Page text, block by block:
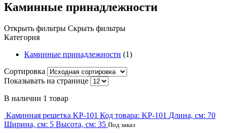
Каминные принадлежности
Открыть фильтры Скрыть фильтры
Категория
Каминные принадлежности (1)
Сортировка
Показывать на странице
В наличии 1 товар
Каминная решетка KP-101 Код товара: KP-101 Длина, см: 70
Ширина, см: 5 Высота, см: 35 Под заказ